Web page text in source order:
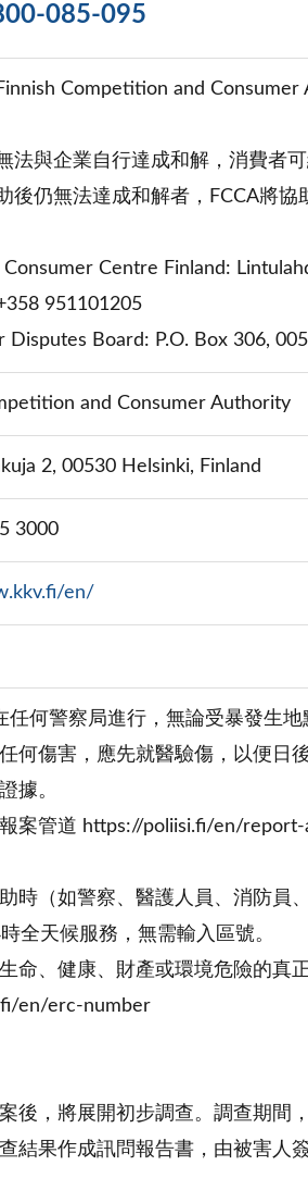
085-095
Competition and
法與企業自行達成和解，消費者
後仍無法達成和解者，FCCA將
Centre Finland:
951101205
Disputes Board: P.O. Box 306,
and Consumer Authority
2, 00530 Helsinki, Finland
3000
en/
任何警察局進行，無論受暴發生地
何傷害，應先就醫驗傷，以便日
據。
案管道 https://poliisi.fi/en/report-
時（如警察、醫護人員、消防員
全天候服務，無需輸入區號。
命、健康、財產或環境危險的真
en/erc-number
後，將展開初步調查。調查期間
結果作成訊問報告書，由被害人